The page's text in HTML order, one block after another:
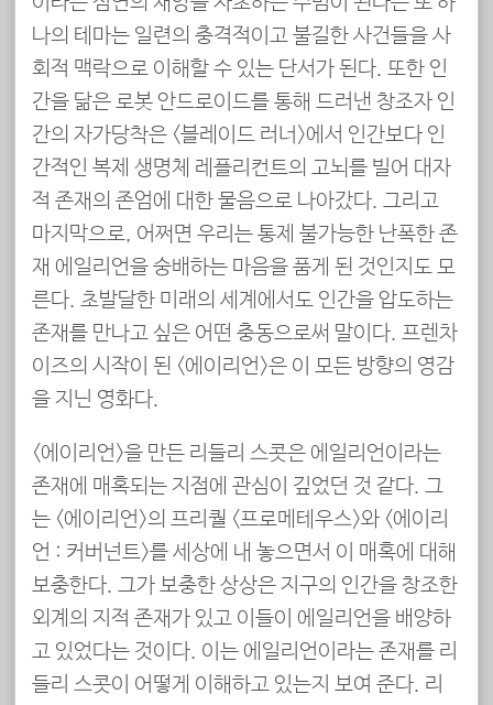
나의 테마는 일련의 충격적이고 불길한 사건들을 사
회적 맥락으로 이해할 수 있는 단서가 된다. 또한 인
간을 닮은 로봇 안드로이드를 통해 드러낸 창조자 인
간의 자가당착은 <블레이드 러너>에서 인간보다 인
간적인 복제 생명체 레플리컨트의 고뇌를 빌어 대자
적 존재의 존엄에 대한 물음으로 나아갔다. 그리고
마지막으로, 어쩌면 우리는 통제 불가능한 난폭한 존
재 에일리언을 숭배하는 마음을 품게 된 것인지도 모
른다. 초발달한 미래의 세계에서도 인간을 압도하는
존재를 만나고 싶은 어떤 충동으로써 말이다. 프렌차
이즈의 시작이 된 <에이리언>은 이 모든 방향의 영감
을 지닌 영화다.
<에이리언>을 만든 리들리 스콧은 에일리언이라는
존재에 매혹되는 지점에 관심이 깊었던 것 같다. 그
는 <에이리언>의 프리퀄 <프로메테우스>와 <에이리
언 : 커버넌트>를 세상에 내 놓으면서 이 매혹에 대해
보충한다. 그가 보충한 상상은 지구의 인간을 창조한
외계의 지적 존재가 있고 이들이 에일리언을 배양하
고 있었다는 것이다. 이는 에일리언이라는 존재를 리
들리 스콧이 어떻게 이해하고 있는지 보여 준다. 리